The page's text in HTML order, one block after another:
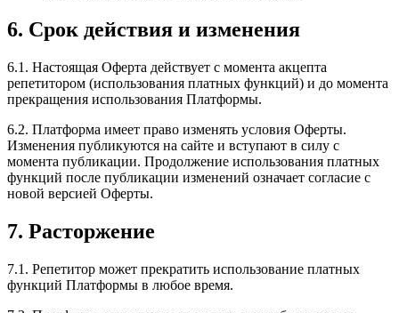
6. Срок действия и изменения
6.1. Настоящая Оферта действует с момента акцепта
репетитором (использования платных функций) и до момента
прекращения использования Платформы.
6.2. Платформа имеет право изменять условия Оферты.
Изменения публикуются на сайте и вступают в силу с
момента публикации. Продолжение использования платных
функций после публикации изменений означает согласие с
новой версией Оферты.
7. Расторжение
7.1. Репетитор может прекратить использование платных
функций Платформы в любое время.